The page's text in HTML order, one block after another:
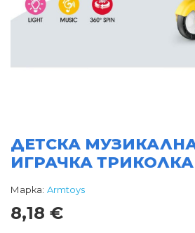
ДЕТСКА
ИГРАЧКА
Марка: Armtoys
8,18 €